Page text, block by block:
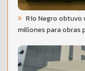
Río Negro obtuvo
millones para obras